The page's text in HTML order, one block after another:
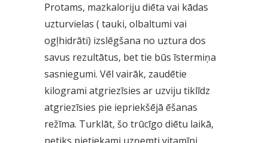
Protams, mazkaloriju diēta vai kādas
uzturvielas ( tauki, olbaltumi vai
ogļhidrāti) izslēgšana no uztura dos
savus rezultātus, bet tie būs īstermiņa
sasniegumi. Vēl vairāk, zaudētie
kilogrami atgriezīsies ar uzviju tiklīdz
atgriezīsies pie iepriekšējā ēšanas
režīma. Turklāt, šo trūcīgo diētu laikā,